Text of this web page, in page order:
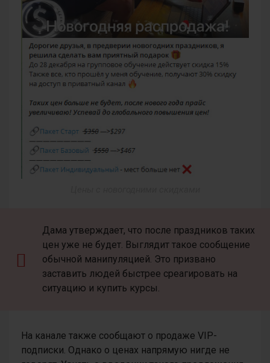
Дама утверждает, что после праздников таких
цен уже не будет. Выглядит такое сообщение
обычной манипуляцией. Это призвано
заставить людей быстрее среагировать на
ситуацию и купить курсы.
На канале также сообщают о продаже VIP-
подписки. Однако о ценах напрямую нигде не